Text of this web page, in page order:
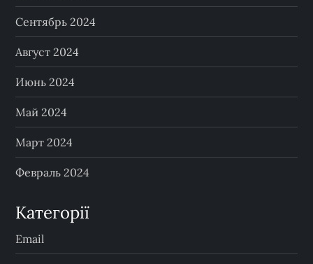
Сентябрь 2024
Август 2024
Июнь 2024
Май 2024
Март 2024
Февраль 2024
Категорії
Email